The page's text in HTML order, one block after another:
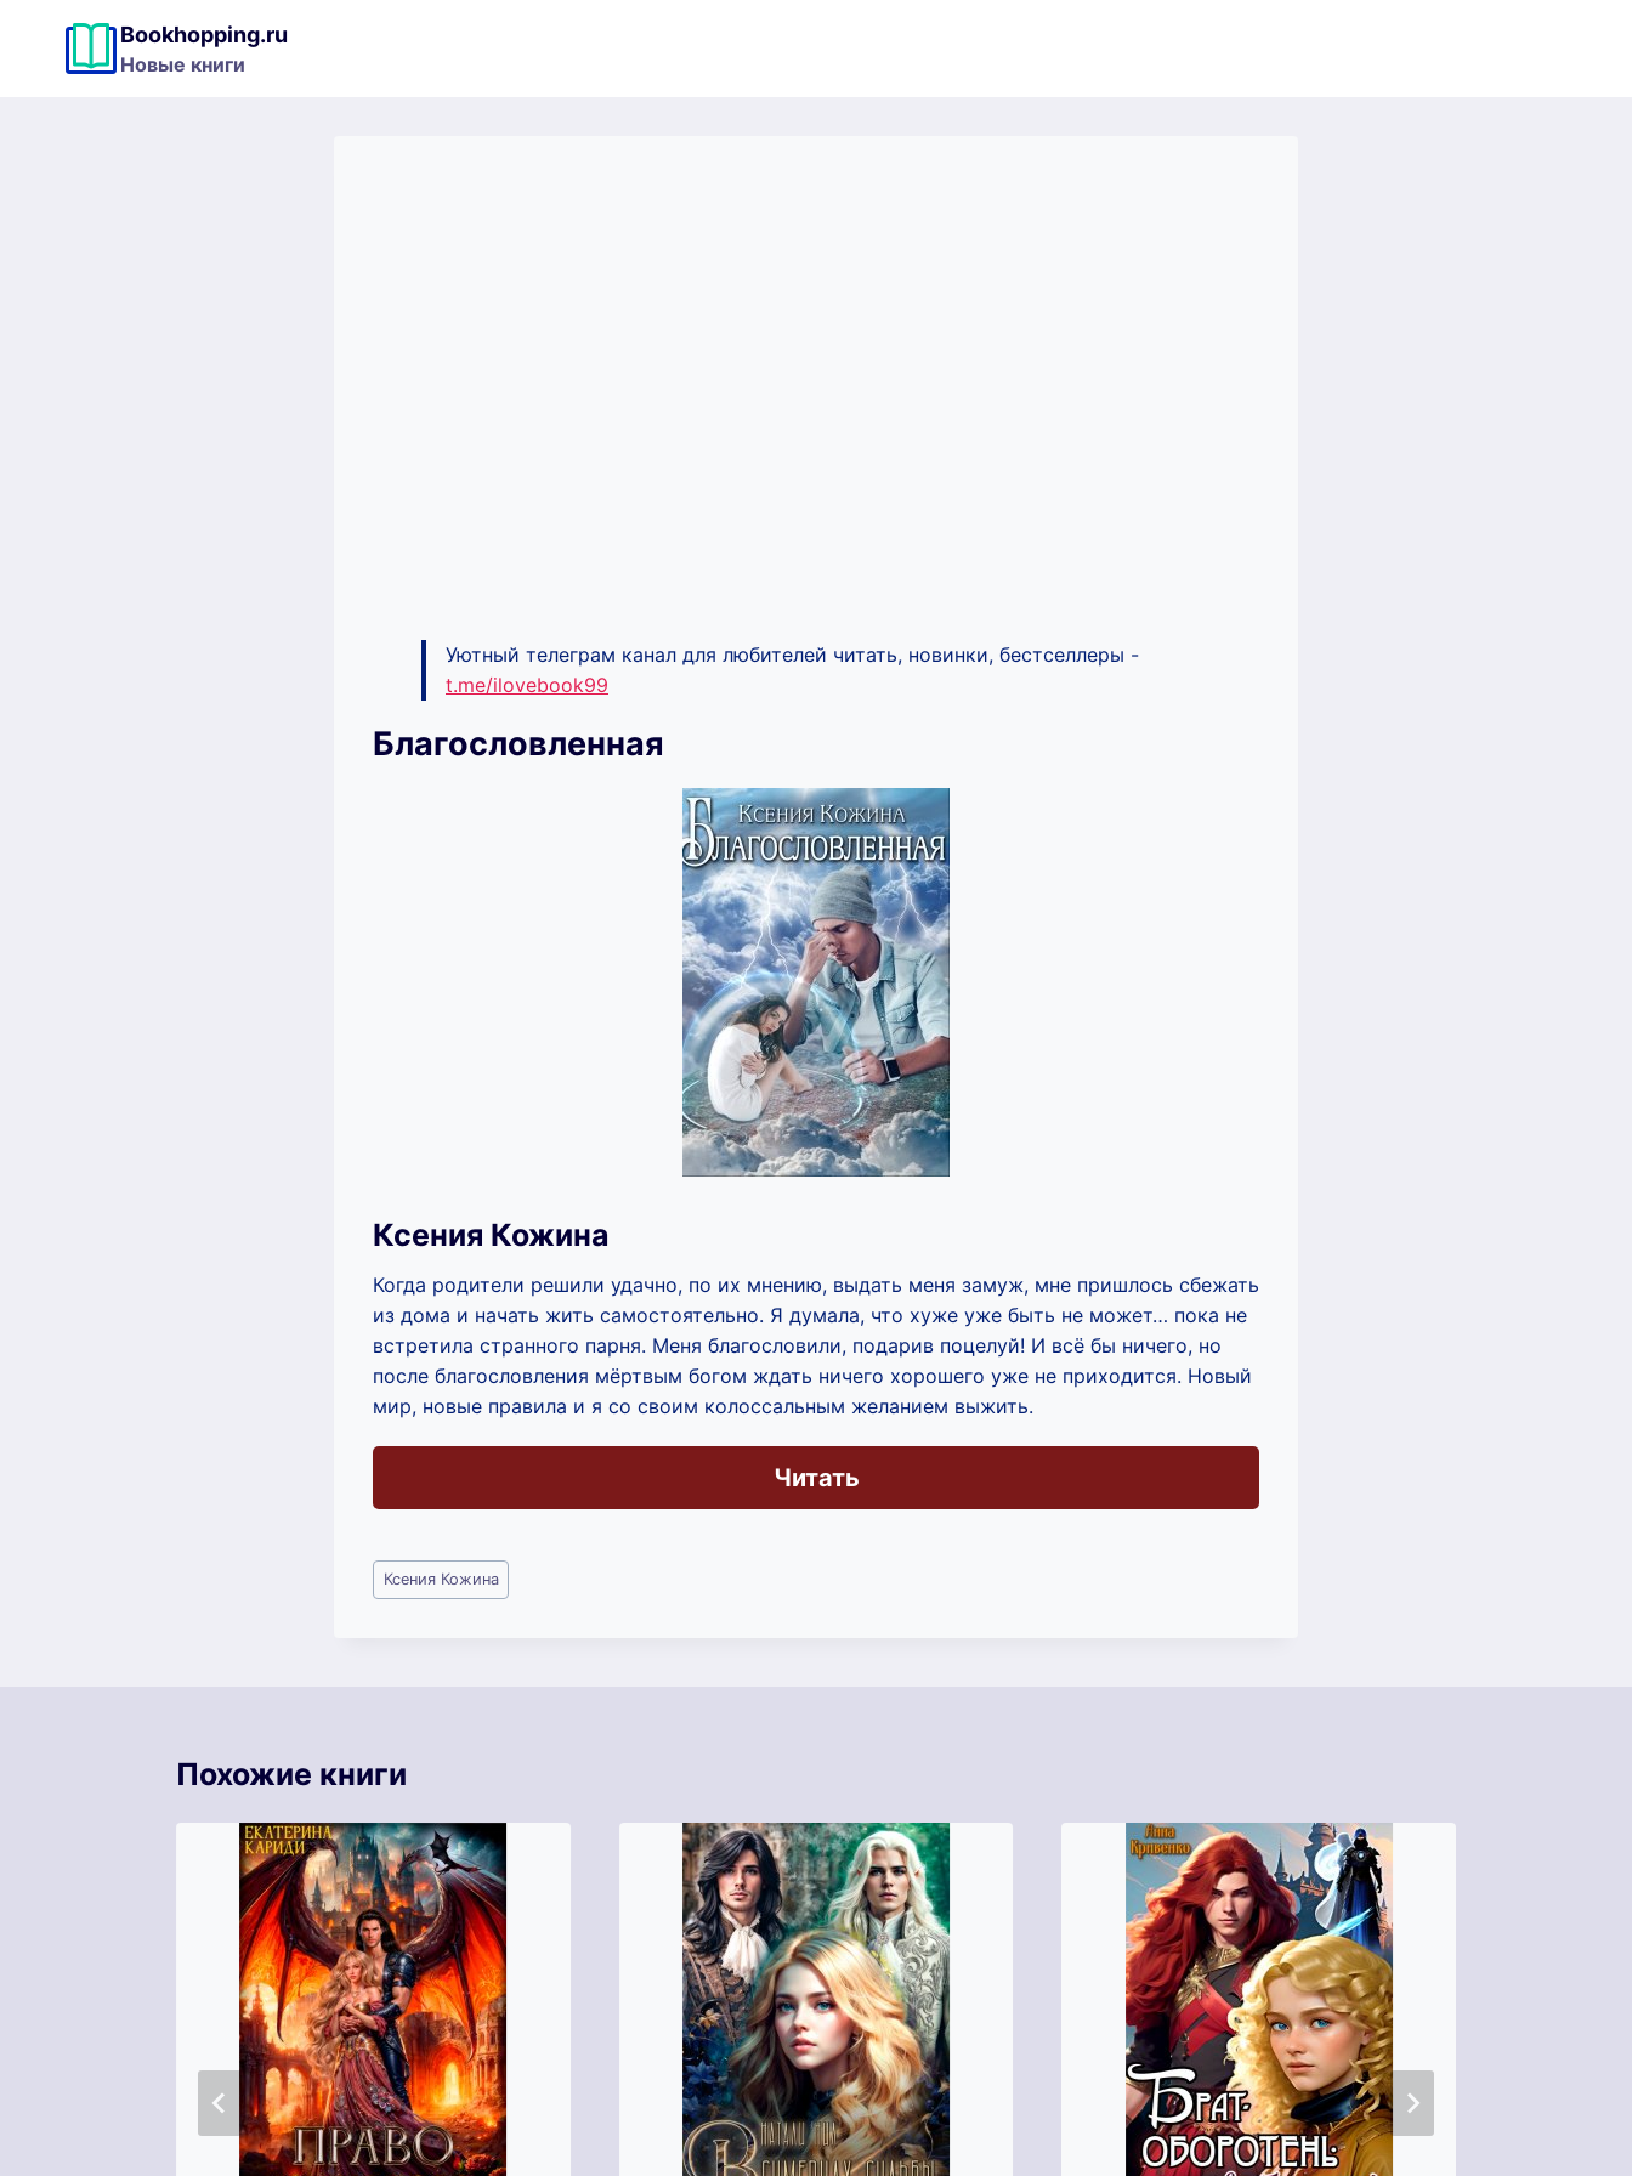
содержимому
Bookhopping.ru
Новые книги
Уютный телеграм канал для любителей читать, новинки, бестселлеры -
t.me/ilovebook99
Благословленная
Ксения Кожина
Когда родители решили удачно, по их мнению, выдать меня замуж, мне пришлось сбежать
из дома и начать жить самостоятельно. Я думала, что хуже уже быть не может… пока не
встретила странного парня. Меня благословили, подарив поцелуй! И всё бы ничего, но
после благословления мёртвым богом ждать ничего хорошего уже не приходится. Новый
мир, новые правила и я со своим колоссальным желанием выжить.
Читать
Метки
записи:
Ксения Кожина
Похожие книги